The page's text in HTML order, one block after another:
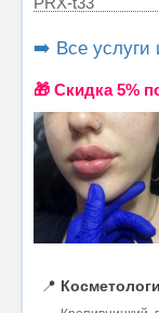
➡️ Все услуги
🎁 Cкидка 5%
📍